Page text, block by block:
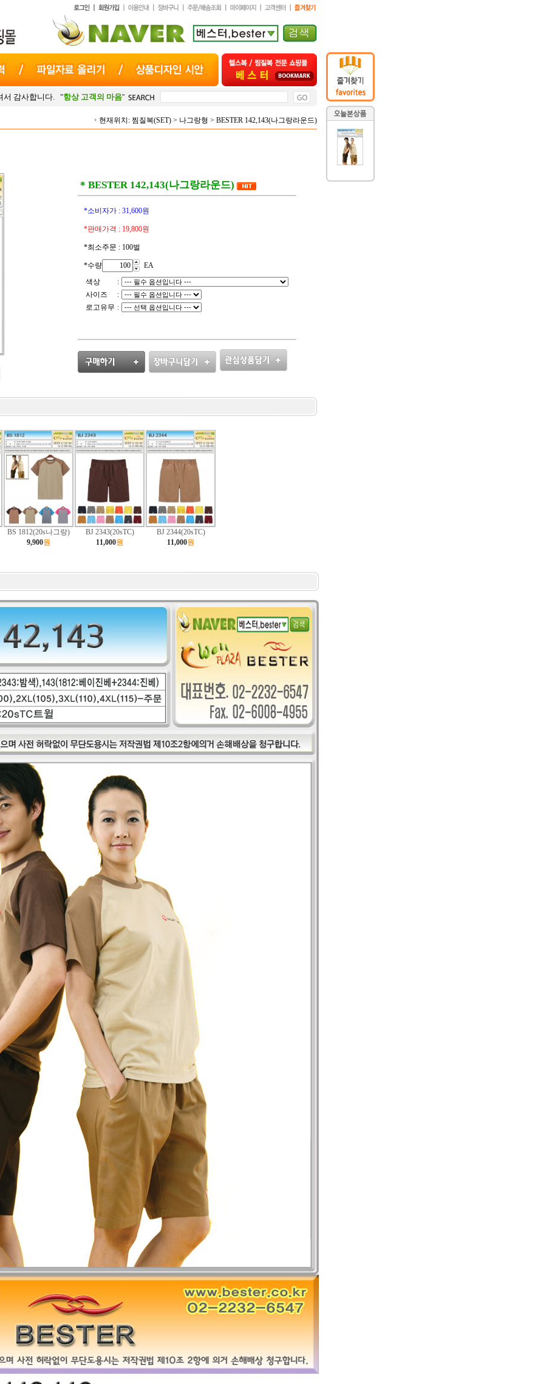
항상 고객의 마음"으로 최선을 다하겠습니다.
현재위치: 찜질복(SET) > 나그랑형 > BESTER 142,143(나그랑라운드)
* BESTER 142,143(나그랑라운드)
*소비자가 : 31,600원
*판매가격 : 19,800원
*최소주문 : 100벌
*수량
EA
색상
:
사이즈
:
로고유무 :
BS 1812(20s나그랑) BJ 2343(20sTC)
BJ 2344(20sTC)
9,900원 11,000원 11,000원